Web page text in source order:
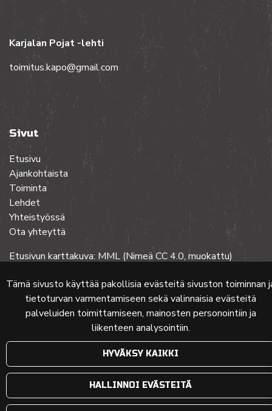
Tämä sivusto käyttää pakollisia evästeitä sivuston toiminnan
tietoturvan varmentamiseen sekä valinnaisia evästeitä
palveluiden toimittamiseen, mainosten personointiin ja
liikenteen analysointiin.
HYVÄKSY KAIKKI
HALLINNOI EVÄSTEITÄ
Karjalan Pojat -lehti
toimitus.kapo@gmail.com
Sivut
Etusivu
Ajankohtaista
Toiminta
Lehdet
Yhteistyössä
Ota yhteyttä
Etusivun karttakuva: MML (Nimeä CC 4.0, muokattu)
© 2024 PKMT | VerkkosivuatFlow Oy